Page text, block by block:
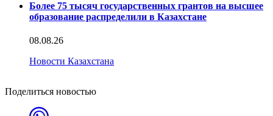
Более 75 тысяч государственных грантов на высшее
образование распределили в Казахстане
08.08.26
Новости Казахстана
Поделиться новостью